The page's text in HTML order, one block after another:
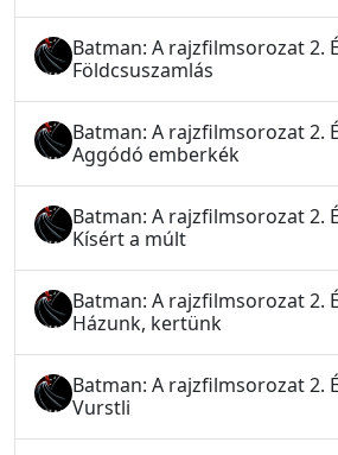
Batman: A rajzfilmsorozat 2.
Földcsuszamlás
Batman: A rajzfilmsorozat 2.
Aggódó emberkék
Batman: A rajzfilmsorozat 2.
Kísért a múlt
Batman: A rajzfilmsorozat 2.
Házunk, kertünk
Batman: A rajzfilmsorozat 2.
Vurstli